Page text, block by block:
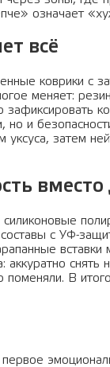
означает
всё
коврики с
меняет:
но и
затем
с УФ-
вставки
снять
В